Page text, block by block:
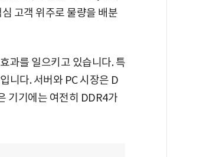
고객 위주로 물량을 배분
과를 일으키고 있습니다. 특
니다. 서버와 PC 시장은 D
기기에는 여전히 DDR4가